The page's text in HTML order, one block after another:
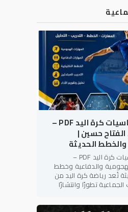
كتاب أساسيات كرة اليد PDF –
حسين |
والخطط الحديثة
كتاب أساسيات كرة اليد PDF –
والدفاعية وخطط
تُعد رياضة كرة اليد من
الجماعية تطورًا وانتشارًا
والتنوع الخططي،